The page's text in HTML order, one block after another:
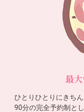
最
ひとりひとりにきち
90分の完全予約制と